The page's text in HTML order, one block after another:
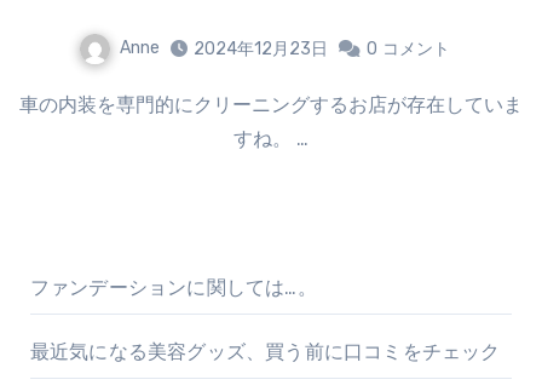
Anne 2024年12月23日 0 コメント
車の内装を専門的にクリーニングするお店が存在していま
すね。 …
ファンデーションに関しては…。
最近気になる美容グッズ、買う前に口コミをチェック